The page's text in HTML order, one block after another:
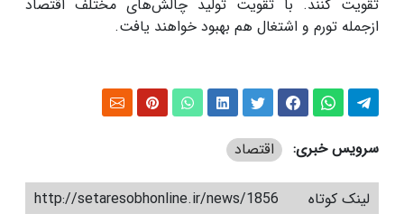
تقویت کنند. با تقویت تولید چالش‌های مختلف اقتصاد
ازجمله تورم و اشتغال هم بهبود خواهند یافت.
سرویس خبری: اقتصاد
لینک کوتاه http://setaresobhonline.ir/news/1856